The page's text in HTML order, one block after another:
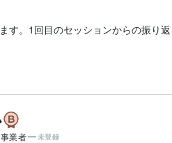
す。1回目のセッションからの振り
業者 未登録